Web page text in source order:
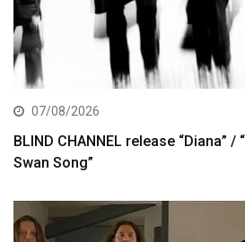
07/08/2026
BLIND CHANNEL release “Diana” /
Swan Song”